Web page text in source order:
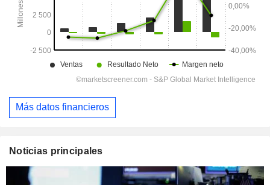
Más datos financieros
Noticias principales